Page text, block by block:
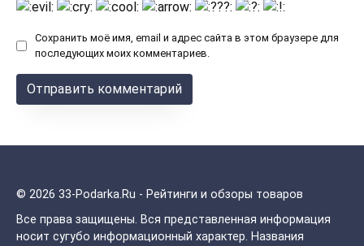
Сохранить моё имя, email и адрес сайта в этом браузере для
последующих моих комментариев.
© 2026 33-Podarka.Ru - Рейтинги и обзоры товаров
Все права защищены. Вся представленная информация
носит сугубо информационный характер. Названия